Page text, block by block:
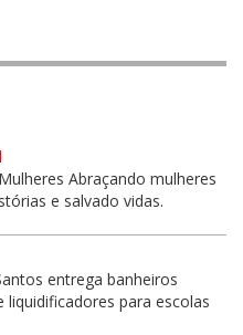
Abraçando mulheres
e salvado vidas.
entrega banheiros
liquidificadores para escolas